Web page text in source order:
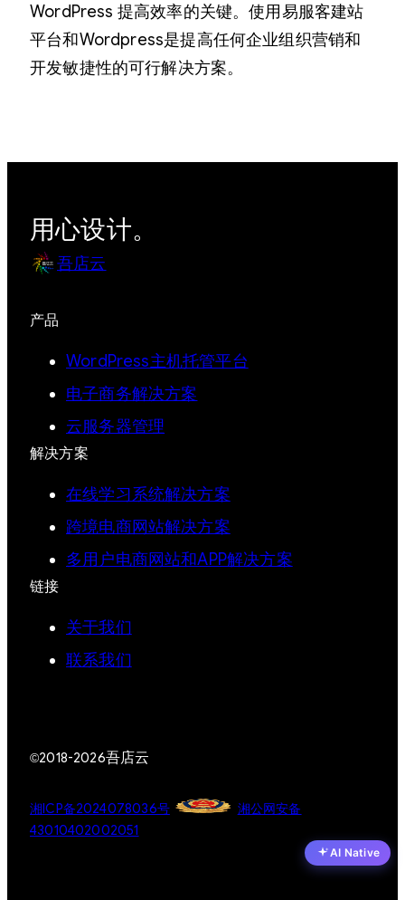
WordPress 提高效率的关键。使用易服客建站
平台和Wordpress是提高任何企业组织营销和
开发敏捷性的可行解决方案。
用心设计。
吾店云
产品
WordPress主机托管平台
电子商务解决方案
云服务器管理
解决方案
在线学习系统解决方案
跨境电商网站解决方案
多用户电商网站和APP解决方案
链接
关于我们
联系我们
©2018-2026吾店云
湘ICP备2024078036号
湘公网安备
43010402002051
AI Native